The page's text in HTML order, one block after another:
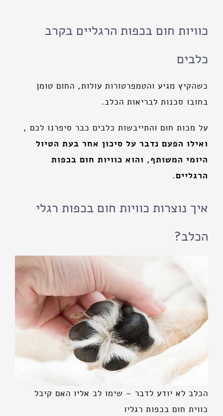
כוויות חום בכפות הרגליים בקרב
כלבים
כשהקיץ מגיע והטמפרטורות עולות, החום טומן
בחובו סכנות לבריאות הכלב.
על מכות חום והתייבשות כלבים כבר סיפרנו לכם ,
ואילו הפעם נדבר על סיכון אחר בעת הטיול
היומי המשותף, והוא כוויות חום בכפות
הרגליים.
איך נוצרות כוויות חום בכפות רגלי
הכלב?
הכלב לא יודע לדבר – שימו לב אליו האם קיבל
כווית חום בכפות רגליו